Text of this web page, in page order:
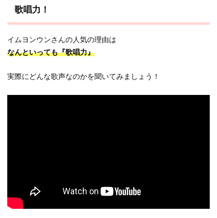
歌唱力！
イムヨンウンさんの人気の理由は
なんといっても『歌唱力』
実際にどんな歌声なのかを聞いてみましょう！